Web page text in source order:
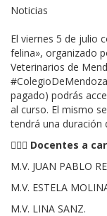
Noticias
El viernes 5 de julio
felina», organizado
Veterinarios de
pagado) podrás
al curso. El mismo
tendrá una duración
👨🏻‍⚕️ Docentes a
M.V. JUAN PABLO
M.V. ESTELA
M.V. LINA SANZ.